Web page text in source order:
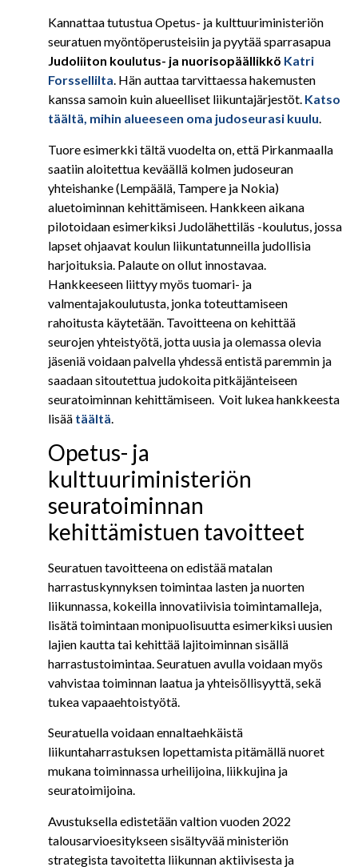
Kannattaa tutustua Opetus- ja kulttuuriministeriön
seuratuen myöntöperusteisiin ja pyytää sparrasapua
Judoliiton koulutus- ja nuorisopäällikkö Katri
Forssellilta. Hän auttaa tarvittaessa hakemusten
kanssa samoin kuin alueelliset liikuntajärjestöt. Katso
täältä, mihin alueeseen oma judoseurasi kuulu.
Tuore esimerkki tältä vuodelta on, että Pirkanmaalla
saatiin aloitettua keväällä kolmen judoseuran
yhteishanke (Lempäälä, Tampere ja Nokia)
aluetoiminnan kehittämiseen. Hankkeen aikana
pilotoidaan esimerkiksi Judolähettiläs -koulutus, jossa
lapset ohjaavat koulun liikuntatunneilla judollisia
harjoituksia. Palaute on ollut innostavaa.
Hankkeeseen liittyy myös tuomari- ja
valmentajakoulutusta, jonka toteuttamiseen
rahoitusta käytetään. Tavoitteena on kehittää
seurojen yhteistyötä, jotta uusia ja olemassa olevia
jäseniä voidaan palvella yhdessä entistä paremmin ja
saadaan sitoutettua judokoita pitkäjänteiseen
seuratoiminnan kehittämiseen. Voit lukea hankkeesta
lisää täältä
Opetus- ja
kulttuuriministeriön
seuratoiminnan
kehittämistuen tavoitteet
Seuratuen tavoitteena on edistää matalan
harrastuskynnyksen toimintaa lasten ja nuorten
liikunnassa, kokeilla innovatiivisia toimintamalleja,
lisätä toimintaan monipuolisuutta esimerkiksi uusien
lajien kautta tai kehittää lajitoiminnan sisällä
harrastustoimintaa. Seuratuen avulla voidaan myös
vahvistaa toiminnan laatua ja yhteisöllisyyttä, sekä
tukea vapaaehtoistyötä.
Seuratuella voidaan ennaltaehkäistä
liikuntaharrastuksen lopettamista pitämällä nuoret
mukana toiminnassa urheilijoina, liikkujina ja
seuratoimijoina.
Avustuksella edistetään valtion vuoden 2022
talousarvioesitykseen sisältyvää ministeriön
strategista tavoitetta liikunnan aktiivisesta ja